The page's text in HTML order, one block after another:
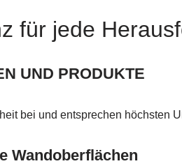
für jede
UND PRODUKTE
bei und entsprechen höchsten
Wandoberflächen